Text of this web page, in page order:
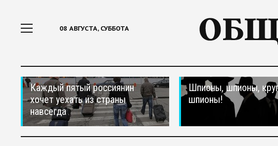
08 АВГУСТА, СУББОТА
Каждый пятый россиянин
хочет уехать из страны
навсегда
Шпионы, шпионы,
шпионы!